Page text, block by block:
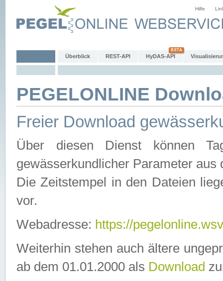
Hilfe
Überblick REST-API HyDAS-API
PEGELONLINE
Freier Download
Über diesen Dienst können
gewässerkundlicher Parameter aus
Die Zeitstempel in den Dateien
vor.
Webadresse: https://
Weiterhin stehen auch ältere
ab dem 01.01.2000 als Download